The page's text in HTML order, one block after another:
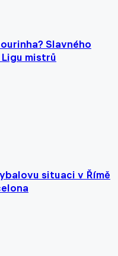
Slavného
mistrů
situaci v Římě